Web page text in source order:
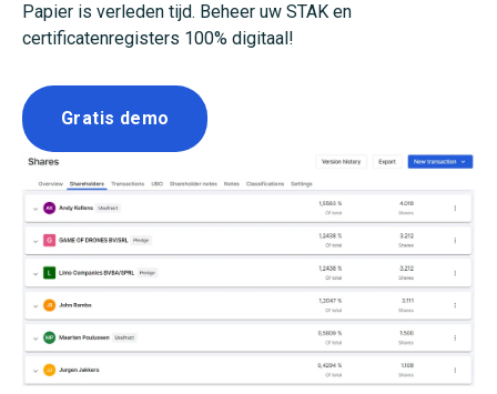
Papier is verleden tijd. Beheer uw STAK en
certificatenregisters 100% digitaal!
Gratis demo